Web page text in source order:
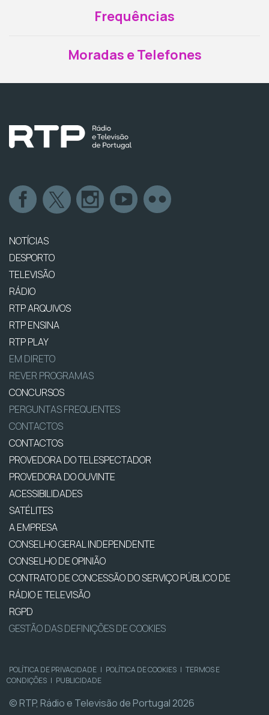
Frequências
Moradas e Telefones
NOTÍCIAS
DESPORTO
TELEVISÃO
RÁDIO
RTP ARQUIVOS
RTP ENSINA
RTP PLAY
EM DIRETO
REVER PROGRAMAS
CONCURSOS
PERGUNTAS FREQUENTES
CONTACTOS
CONTACTOS
PROVEDORA DO TELESPECTADOR
PROVEDORA DO OUVINTE
ACESSIBILIDADES
SATÉLITES
A EMPRESA
CONSELHO GERAL INDEPENDENTE
CONSELHO DE OPINIÃO
CONTRATO DE CONCESSÃO DO SERVIÇO PÚBLICO DE
RÁDIO E TELEVISÃO
RGPD
GESTÃO DAS DEFINIÇÕES DE COOKIES
POLÍTICA DE PRIVACIDADE | POLÍTICA DE COOKIES | TERMOS E
CONDIÇÕES | PUBLICIDADE
© RTP, Rádio e Televisão de Portugal 2026